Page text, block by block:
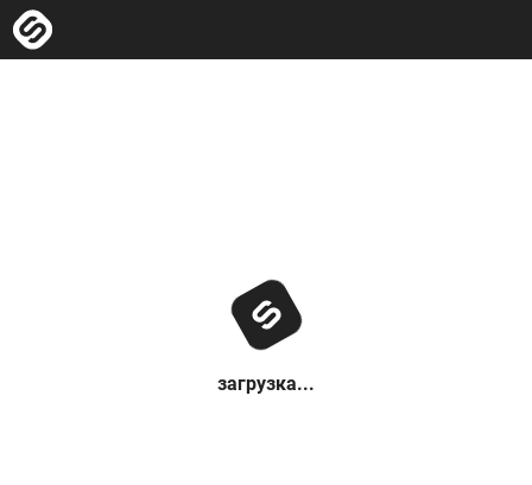
загрузка...